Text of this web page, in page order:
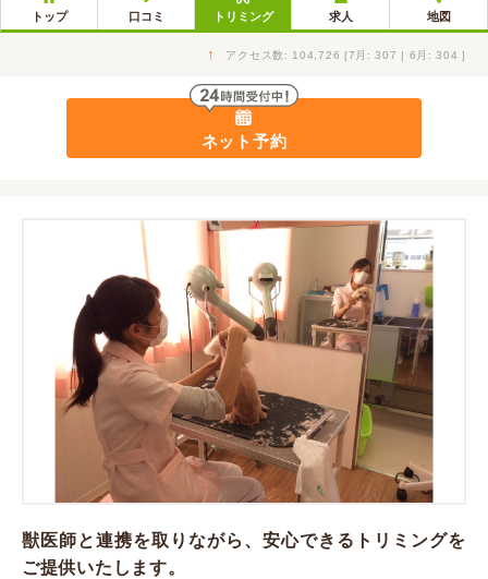
トップ 口コミ トリミング 求人 地図
↑ アクセス数: 104,726 [7月: 307 | 6月: 304 ]
ネット予約
獣医師と連携を取りながら、安心できるトリミングを
ご提供いたします。